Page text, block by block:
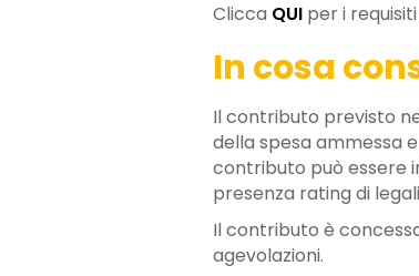
Clicca QUI per i
In cosa
Il contributo previsto
della spesa ammessa
contributo può essere
presenza rating di
Il contributo è
agevolazioni.